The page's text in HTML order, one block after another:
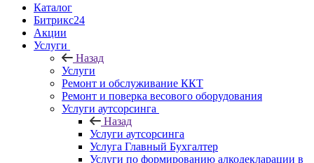
Каталог
Битрикс24
Акции
Услуги
Назад
Услуги
Ремонт и обслуживание ККТ
Ремонт и поверка весового оборудования
Услуги аутсорсинга
Назад
Услуги аутсорсинга
Услуга Главный Бухгалтер
Услуги по формированию алкодекларации в